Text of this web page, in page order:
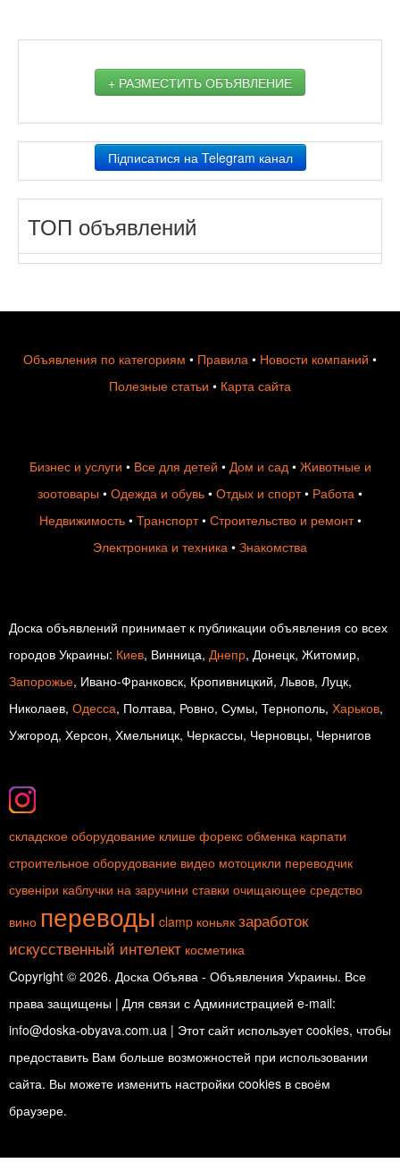
+ РАЗМЕСТИТЬ ОБЪЯВЛЕНИЕ
Підписатися на Telegram канал
ТОП объявлений
Объявления по категориям • Правила • Новости компаний •
Полезные статьи • Карта сайта
Бизнес и услуги • Все для детей • Дом и сад• Животные и
зоотовары • Одежда и обувь • Отдых и спорт• Работа •
Недвижимость• Транспорт• Строительство и ремонт•
Электроника и техника • Знакомства
Доска объявлений принимает к публикации объявления со всех
городов Украины: Киев, Винница, Днепр, Донецк, Житомир,
Запорожье, Ивано-Франковск, Кропивницкий, Львов, Луцк,
Николаев, Одесса, Полтава, Ровно, Сумы, Тернополь, Харьков,
Ужгород, Херсон, Хмельницк, Черкассы, Черновцы, Чернигов
складское оборудование клише форекс обменка карпати
строительное оборудование видео мотоцикли переводчик
сувеніри каблучки на заручини ставки очищающее средство
вино переводы clamp коньяк заработок
искусственный интелект косметика
Copyright © 2026. Доска Объява - Объявления Украины. Все
права защищены | Для связи с Администрацией e-mail:
info@doska-obyava.com.ua | Этот сайт использует cookies, чтобы
предоставить Вам больше возможностей при использовании
сайта. Вы можете изменить настройки cookies в своём
браузере.